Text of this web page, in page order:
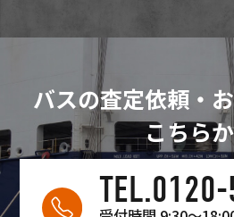
バスの査定依頼・
こちら